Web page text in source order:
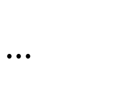
...